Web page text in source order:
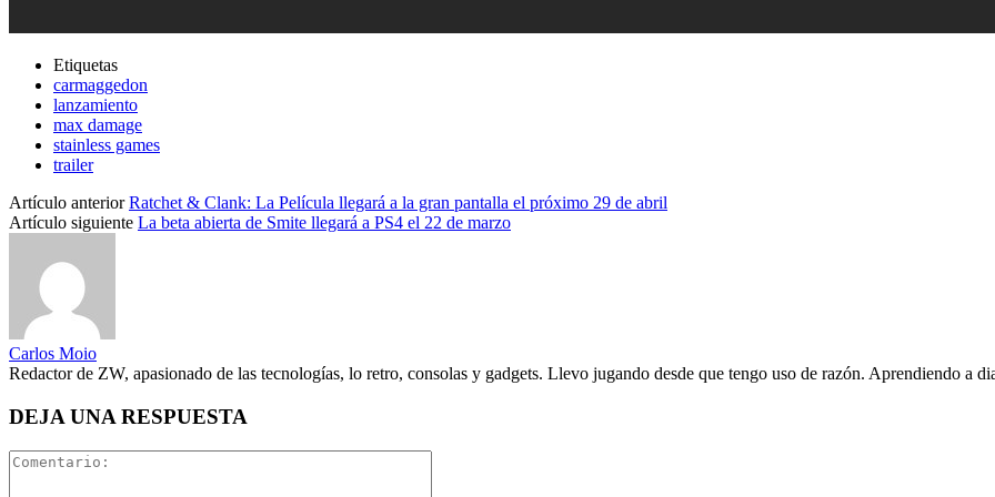
Etiquetas
carmaggedon
lanzamiento
max damage
stainless games
trailer
Artículo anterior Ratchet & Clank: La Película llegará a la gran pantalla el próximo 29 de abril
Artículo siguiente La beta abierta de Smite llegará a PS4 el 22 de marzo
Carlos Moio
Redactor de ZW, apasionado de las tecnologías, lo retro, consolas y gadgets. Llevo jugando desde que tengo uso de razón. Aprendiendo a
DEJA UNA RESPUESTA